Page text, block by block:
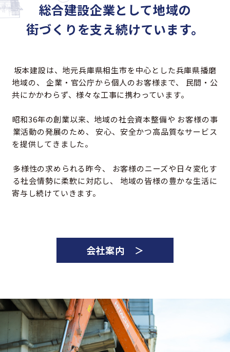
総合建設企業として地域の
街づくりを支え続けています。
坂本建設は、地元兵庫県相生市を中心とした兵庫県播磨
地域の、
企業・官公庁から個人のお客様まで、
民間・公
共にかかわらず、様々な工事に携わっています。
昭和36年の創業以来、地域の社会資本整備や お客様の事
業活動の発展のため、
安心、安全かつ高品質なサービス
を提供してきました。
多様性の求められる昨今、
お客様のニーズや日々変化す
る社会情勢に柔軟に対応し、
地域の皆様の豊かな生活に
寄与し続けていきます。
会社案内 ＞